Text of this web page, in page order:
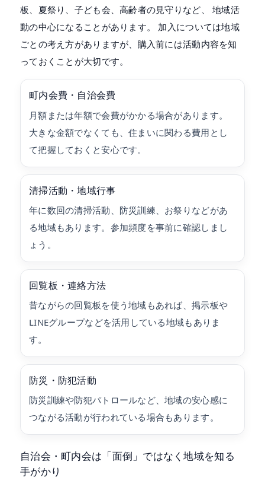
板、夏祭り、子ども会、高齢者の見守りなど、 地域活
動の中心になることがあります。 加入については地域
ごとの考え方がありますが、購入前には活動内容を知
っておくことが大切です。
町内会費・自治会費
月額または年額で会費がかかる場合があります。
大きな金額でなくても、住まいに関わる費用とし
て把握しておくと安心です。
清掃活動・地域行事
年に数回の清掃活動、防災訓練、お祭りなどがあ
る地域もあります。参加頻度を事前に確認しまし
ょう。
回覧板・連絡方法
昔ながらの回覧板を使う地域もあれば、掲示板や
LINEグループなどを活用している地域もありま
す。
防災・防犯活動
防災訓練や防犯パトロールなど、地域の安心感に
つながる活動が行われている場合もあります。
自治会・町内会は「面倒」ではなく地域を知る
手がかり